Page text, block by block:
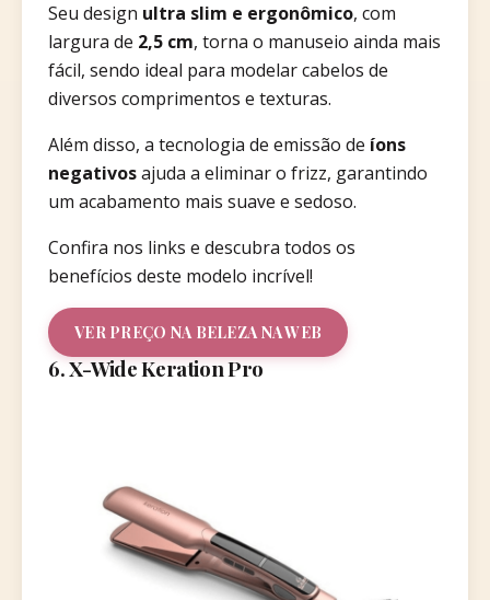
Seu design ultra slim e ergonômico, com
largura de 2,5 cm, torna o manuseio ainda mais
fácil, sendo ideal para modelar cabelos de
diversos comprimentos e texturas.
Além disso, a tecnologia de emissão de íons
negativosajuda a eliminar o frizz, garantindo
um acabamento mais suave e sedoso.
Confira nos links e descubra todos os
benefícios deste modelo incrível!
VER PREÇO NA BELEZA NA WEB
6. X-Wide Keration Pro